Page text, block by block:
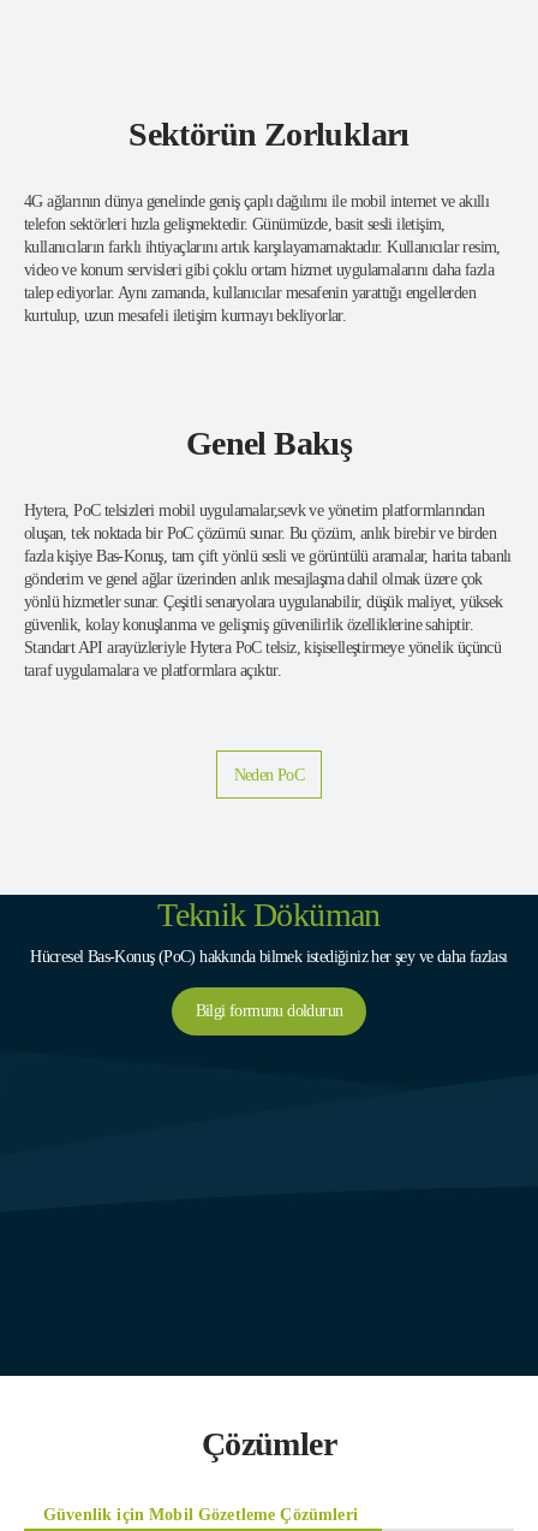
Sektörün Zorlukları
4G ağlarının dünya genelinde geniş çaplı dağılımı ile mobil internet ve akıllı
telefon sektörleri hızla gelişmektedir. Günümüzde, basit sesli iletişim,
kullanıcıların farklı ihtiyaçlarını artık karşılayamamaktadır. Kullanıcılar resim,
video ve konum servisleri gibi çoklu ortam hizmet uygulamalarını daha fazla
talep ediyorlar. Aynı zamanda, kullanıcılar mesafenin yarattığı engellerden
kurtulup, uzun mesafeli iletişim kurmayı bekliyorlar.
Genel Bakış
Hytera, PoC telsizleri mobil uygulamalar,sevk ve yönetim platformlarından
oluşan, tek noktada bir PoC çözümü sunar. Bu çözüm, anlık birebir ve birden
fazla kişiye Bas-Konuş, tam çift yönlü sesli ve görüntülü aramalar, harita tabanlı
gönderim ve genel ağlar üzerinden anlık mesajlaşma dahil olmak üzere çok
yönlü hizmetler sunar. Çeşitli senaryolara uygulanabilir, düşük maliyet, yüksek
güvenlik, kolay konuşlanma ve gelişmiş güvenilirlik özelliklerine sahiptir.
Standart API arayüzleriyle Hytera PoC telsiz, kişiselleştirmeye yönelik üçüncü
taraf uygulamalara ve platformlara açıktır.
Neden PoC
Teknik Döküman
Hücresel Bas-Konuş (PoC) hakkında bilmek istediğiniz her şey ve daha fazlası
Bilgi formunu doldurun
Çözümler
Güvenlik için Mobil Gözetleme Çözümleri